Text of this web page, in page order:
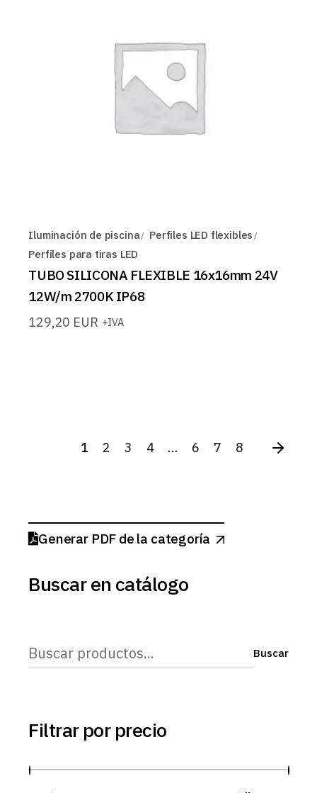
Iluminación de piscina
Perfiles LED flexibles
Perfiles para tiras LED
TUBO SILICONA FLEXIBLE 16x16mm 24V
12W/m 2700K IP68
129,20 EUR +IVA
1 2 3 4 … 6 7 8
Generar PDF de la categoría
Buscar en catálogo
Buscar Buscar
Filtrar por precio